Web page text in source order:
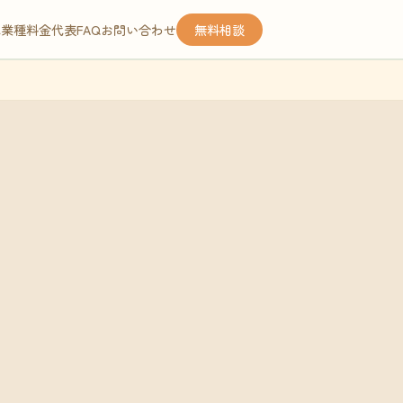
種料金代表FAQお問い合わせ 無料相談